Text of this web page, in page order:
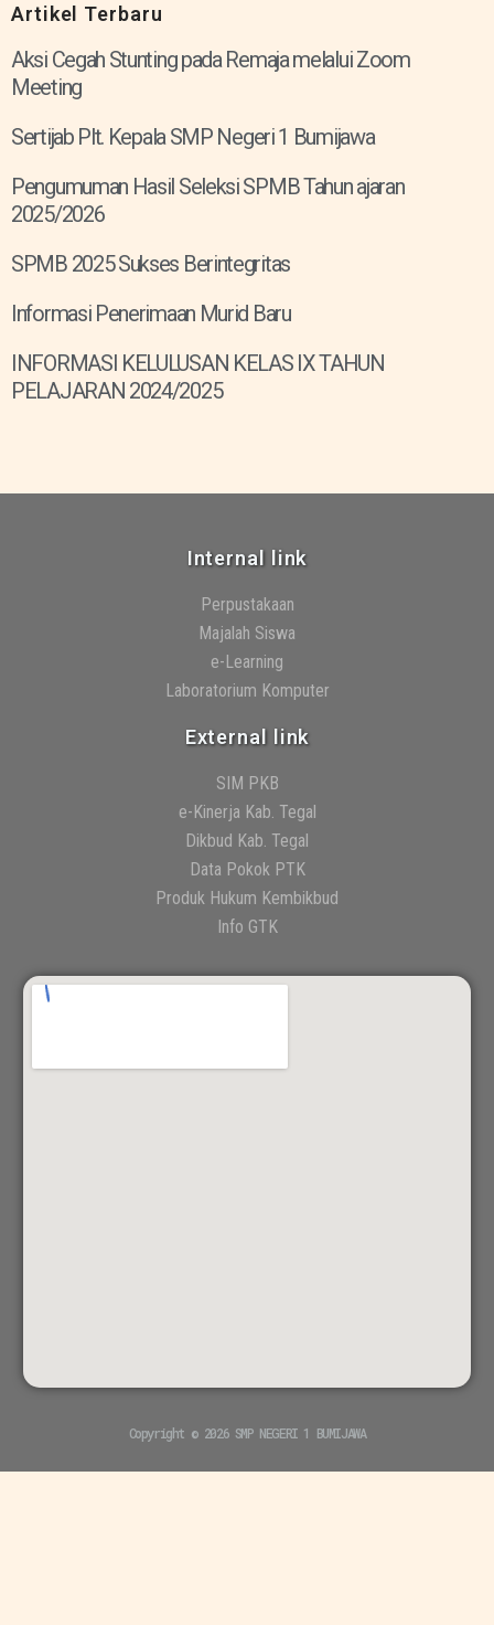
Artikel Terbaru
Aksi Cegah Stunting pada Remaja melalui Zoom
Meeting
Sertijab Plt. Kepala SMP Negeri 1 Bumijawa
Pengumuman Hasil Seleksi SPMB Tahun ajaran
2025/2026
SPMB 2025 Sukses Berintegritas
Informasi Penerimaan Murid Baru
INFORMASI KELULUSAN KELAS IX TAHUN
PELAJARAN 2024/2025
Internal link
Perpustakaan
Majalah Siswa
e-Learning
Laboratorium Komputer
External link
SIM PKB
e-Kinerja Kab. Tegal
Dikbud Kab. Tegal
Data Pokok PTK
Produk Hukum Kembikbud
Info GTK
Copyright © 2026 SMP NEGERI 1 BUMIJAWA